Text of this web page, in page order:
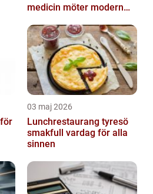
medicin möter modern
03 maj 2026
Lunchrestaurang tyresö
smakfull vardag för alla
sinnen